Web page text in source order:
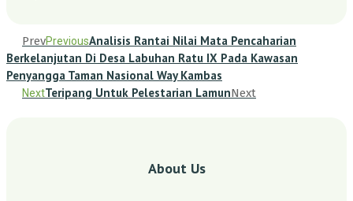
PrevPreviousAnalisis Rantai Nilai Mata Pencaharian
Berkelanjutan Di Desa Labuhan Ratu IX Pada Kawasan
Penyangga Taman Nasional Way Kambas
NextTeripang Untuk Pelestarian LamunNext
About Us